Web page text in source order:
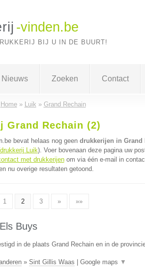
-vinden.be
BIJ U IN DE BUURT!
Nieuws Zoeken Contact
Home» Luik » Grand Rechain
Grand Rechain (2)
bevat helaas nog geen drukkerijen in Grand
drukkerij Luik). Voer bovenaan deze pagina uw
met drukkerijenom via één e-mail in
nu overige resultaten getoond.
1 2 3 » »»
Buys
in de plaats Grand Rechain en in de
» Sint Gillis Waas Google maps ▼